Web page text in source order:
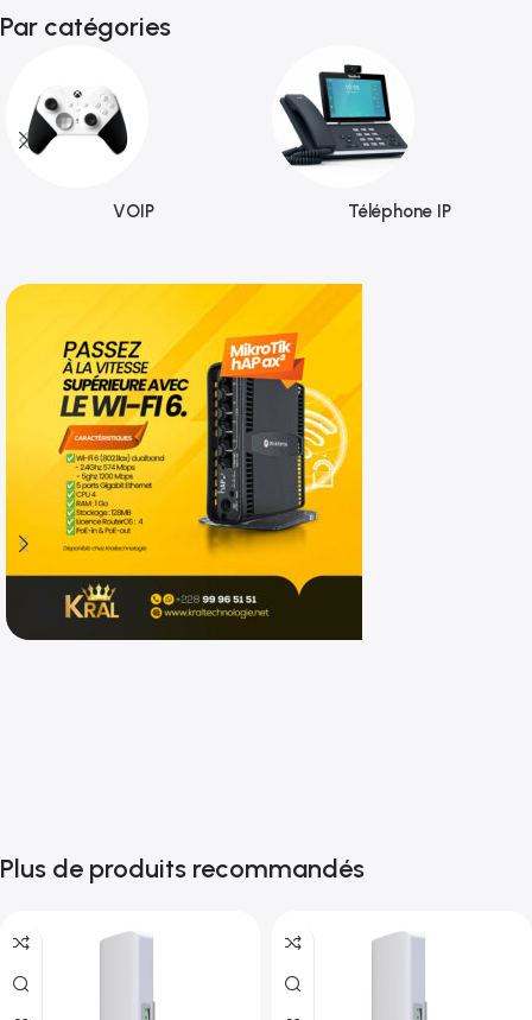
Par catégories
VOIP Téléphone IP
Plus de produits recommandés